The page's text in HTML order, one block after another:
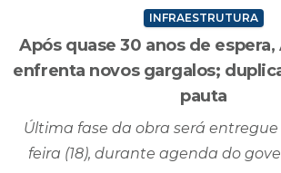
INFRAESTRUTURA
Após quase 30 anos de
enfrenta novos gargalos;
pauta
Última fase da obra será
feira (18), durante agenda do